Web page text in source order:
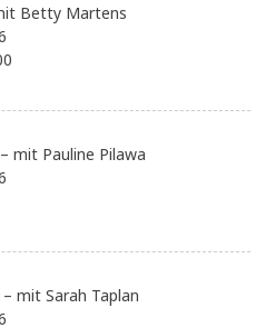
Betty Martens
mit Pauline Pilawa
mit Sarah Taplan